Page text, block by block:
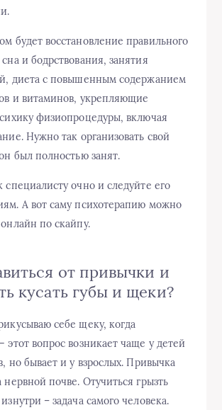
будет восстановление правильного
и бодрствования, занятия
диета с повышенным содержанием
и витаминов, укрепляющие
физиопроцедуры, включая
Нужно так организовать свой
был полностью занят.
специалисту очно и следуйте его
А вот саму психотерапию можно
по скайпу.
от привычки и
кусать губы и щеки?
себе щеку, когда
этот вопрос возникает чаще у детей
но бывает и у взрослых. Привычка
нервной почве. Отучиться грызть
– задача самого человека.